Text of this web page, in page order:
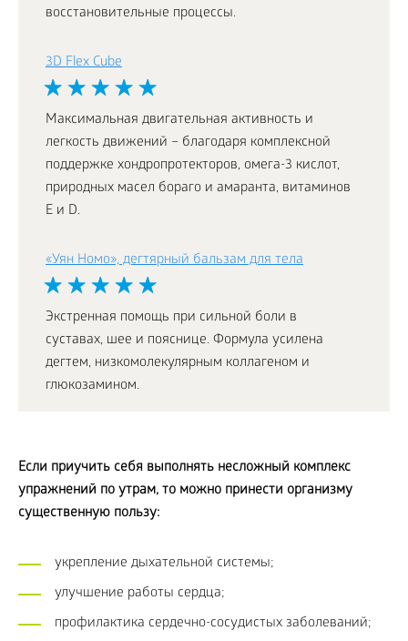
восстановительные процессы.
3D Flex Cube
Максимальная двигательная активность и
легкость движений – благодаря комплексной
поддержке хондропротекторов, омега-3 кислот,
природных масел бораго и амаранта, витаминов
Е и D.
«Уян Номо», дегтярный бальзам для тела
Экстренная помощь при сильной боли в
суставах, шее и пояснице. Формула усилена
дегтем, низкомолекулярным коллагеном и
глюкозамином.
Если приучить себя выполнять несложный комплекс
упражнений по утрам, то можно принести организму
существенную пользу:
укрепление дыхательной системы;
улучшение работы сердца;
профилактика сердечно-сосудистых заболеваний;